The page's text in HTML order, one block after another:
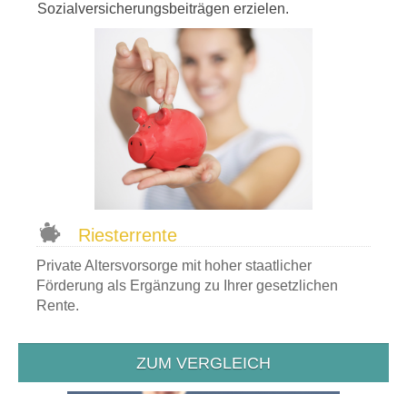
Sozialversicherungsbeiträgen erzielen.
Riesterrente
Private Altersvorsorge mit hoher staatlicher
Förderung als Ergänzung zu Ihrer gesetzlichen
Rente.
ZUM VERGLEICH